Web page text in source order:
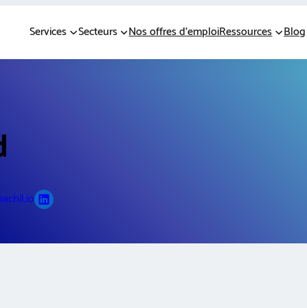
Services Secteurs Nos offres d’emploiRessources Blog
LinkedIn